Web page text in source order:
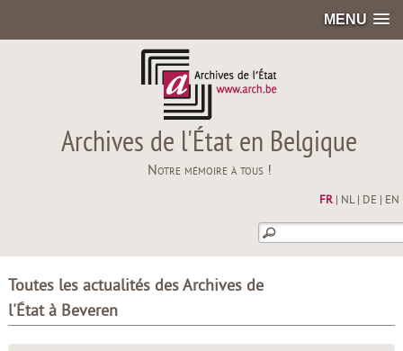
MENU
Archives de l'État en Belgique
Notre mémoire à tous !
FR| NL| DE EN
Toutes les actualités des Archives de
l'État à Beveren